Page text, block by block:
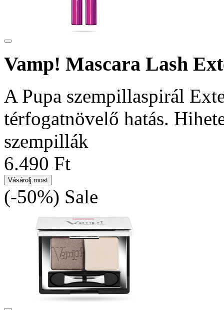
Vamp! Mascara Lash
A Pupa szempillaspirál
térfogatnövelő hatás.
szempillák
6.490 Ft
Vásárolj most
(-50%) Sale